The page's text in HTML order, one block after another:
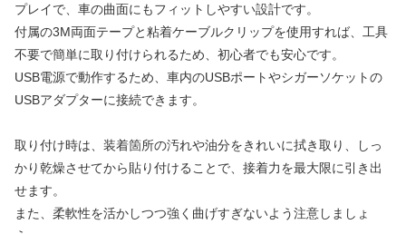
プレイで、車の曲面にもフィットしやすい設計です。
付属の3M両面テープと粘着ケーブルクリップを使用すれば、工具
不要で簡単に取り付けられるため、初心者でも安心です。
USB電源で動作するため、車内のUSBポートやシガーソケットの
USBアダプターに接続できます。
取り付け時は、装着箇所の汚れや油分をきれいに拭き取り、しっ
かり乾燥させてから貼り付けることで、接着力を最大限に引き出
せます。
また、柔軟性を活かしつつ強く曲げすぎないよう注意しましょ